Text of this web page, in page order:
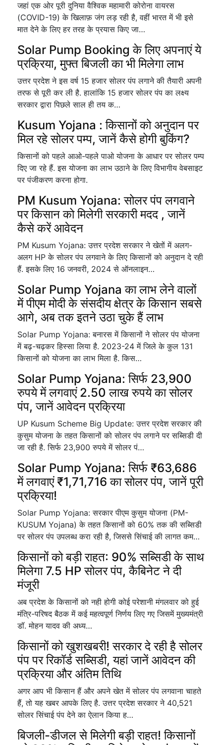
जहां एक ओर पूरी दुनिया वैश्विक महामारी कोरोना वायरस
(COVID-19) के खिलाफ़ जंग लड़ रही है, वहीं भारत में भी इसे
मात देने के लिए हर तरह के प्रयास किए जा…
Solar Pump Booking के लिए अपनाएं ये
प्रक्रिया, मुफ्त बिजली का भी मिलेगा लाभ
उत्तर प्रदेश ने इस वर्ष 15 हजार सोलर पंप लगाने की तैयारी अपनी
तरफ से पूरी कर ली है. हालांकि 15 हजार सोलर पंप का लक्ष्य
सरकार द्वारा पिछले साल ही तय क…
Kusum Yojana : किसानों को अनुदान पर
मिल रहे सोलर पम्प, जानें कैसे होगी बुकिंग?
किसानों को पहले आओ-पहले पाओ योजना के आधार पर सोलर पम्प
दिए जा रहे हैं. इस योजना का लाभ उठाने के लिए विभागीय वेबसाइट
पर पंजीकरण करना होगा.
PM Kusum Yojana: सोलर पंप लगवाने
पर किसान को मिलेगी सरकारी मदद , जानें
कैसे करें आवेदन
PM Kusum Yojana: उत्तर प्रदेश सरकार ने खेतों में अलग-
अलग HP के सोलर पंप लगवाने के लिए किसानों को अनुदान दे रही
हैं. इसके लिए 16 जनवरी, 2024 से ऑनलाइन…
Solar Pump Yojana का लाभ लेने वालों
में पीएम मोदी के संसदीय क्षेत्र के किसान सबसे
आगे, अब तक इतने उठा चुके हैं लाभ
Solar Pump Yojana: बनारस में किसानों ने सोलर पंप योजना
में बढ़-चढ़कर हिस्सा लिया है. 2023-24 में जिले के कुल 131
किसानों को योजना का लाभ मिला है. किस…
Solar Pump Yojana: सिर्फ 23,900
रुपये में लगवाएं 2.50 लाख रुपये का सोलर
पंप, जानें आवेदन प्रक्रिया
UP Kusum Scheme Big Update: उत्तर प्रदेश सरकार की
कुसुम योजना के तहत किसानों को सोलर पंप लगाने पर सब्सिडी दी
जा रही है. सिर्फ 23,900 रुपये में सोलर पं…
Solar Pump Yojana: सिर्फ ₹63,686
में लगवाएं ₹1,71,716 का सोलर पंप, जानें पूरी
प्रक्रिया!
Solar Pump Yojana: सरकार पीएम कुसुम योजना (PM-
KUSUM Yojana) के तहत किसानों को 60% तक की सब्सिडी
पर सोलर पंप उपलब्ध करा रही है, जिससे सिंचाई की लागत कम…
किसानों को बड़ी राहत: 90% सब्सिडी के साथ
मिलेगा 7.5 HP सोलर पंप, कैबिनेट ने दी
मंजूरी
अब प्रदेश के किसानों को नही होगी कोई परेशानी मंगलवार को हुई
मंत्रि-परिषद बैठक में कई महत्वपूर्ण निर्णय लिए गए जिसमें मुख्यमंत्री
डॉ. मोहन यादव की अध्य…
किसानों को खुशखबरी! सरकार दे रही है सोलर
पंप पर रिकॉर्ड सब्सिडी, यहां जानें आवेदन की
प्रक्रिया और अंतिम तिथि
अगर आप भी किसान हैं और अपने खेत में सोलर पंप लगवाना चाहते
हैं, तो यह खबर आपके लिए है. उत्तर प्रदेश सरकार ने 40,521
सोलर सिंचाई पंप देने का ऐलान किया ह…
बिजली-डीजल से मिलेगी बड़ी राहत! किसानों